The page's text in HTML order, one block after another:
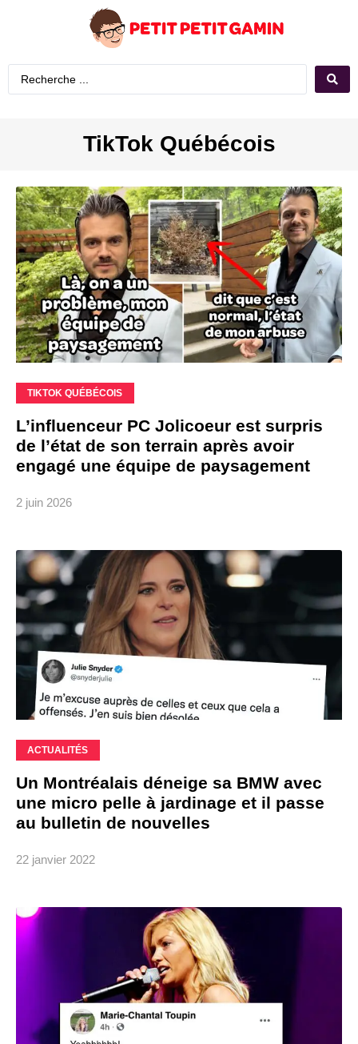
TikTok Québécois
TIKTOK QUÉBÉCOIS
L’influenceur PC Jolicoeur est surpris
de l’état de son terrain après avoir
engagé une équipe de paysagement
2 juin 2026
ACTUALITÉS
Un Montréalais déneige sa BMW avec
une micro pelle à jardinage et il passe
au bulletin de nouvelles
22 janvier 2022